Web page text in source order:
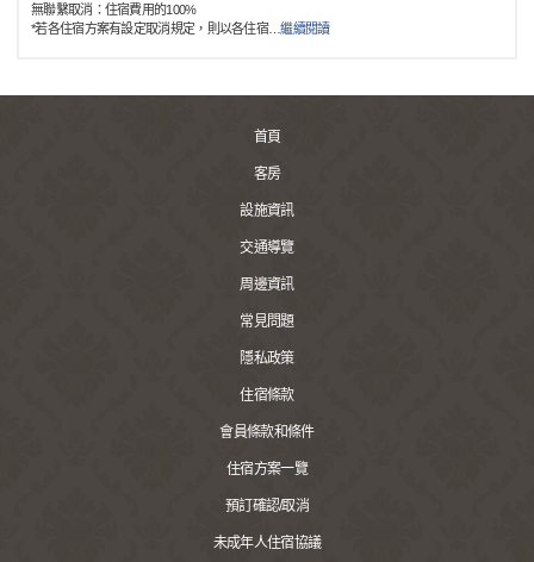
無聯繫取消：住宿費用的100%
*若各住宿方案有設定取消規定，則以各住宿…繼續閱讀
首頁
客房
設施資訊
交通導覽
周邊資訊
常見問題
隱私政策
住宿條款
會員條款和條件
住宿方案一覽
預訂確認/取消
未成年人住宿協議